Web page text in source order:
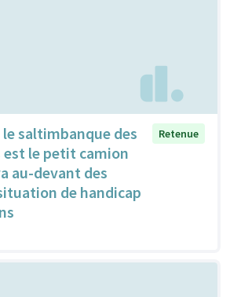
le saltimbanque des
le petit camion
au-devant des
de handicap
Retenue